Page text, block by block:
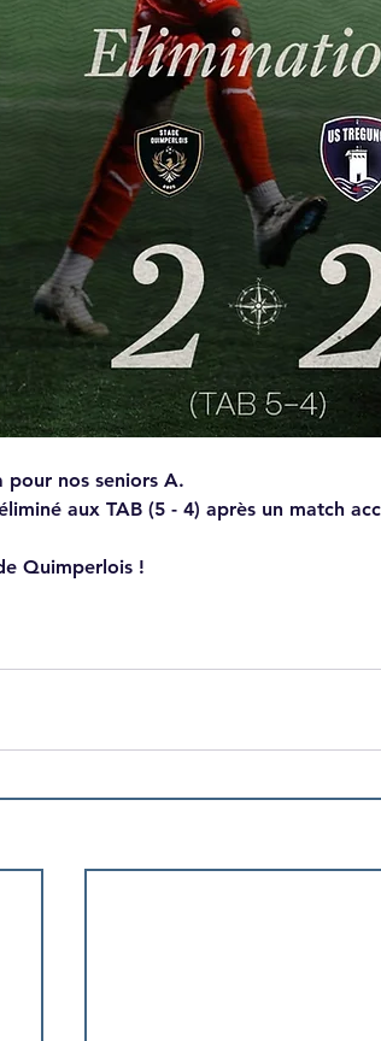
pour nos seniors A.
aux TAB (5 - 4) après un match
Quimperlois !